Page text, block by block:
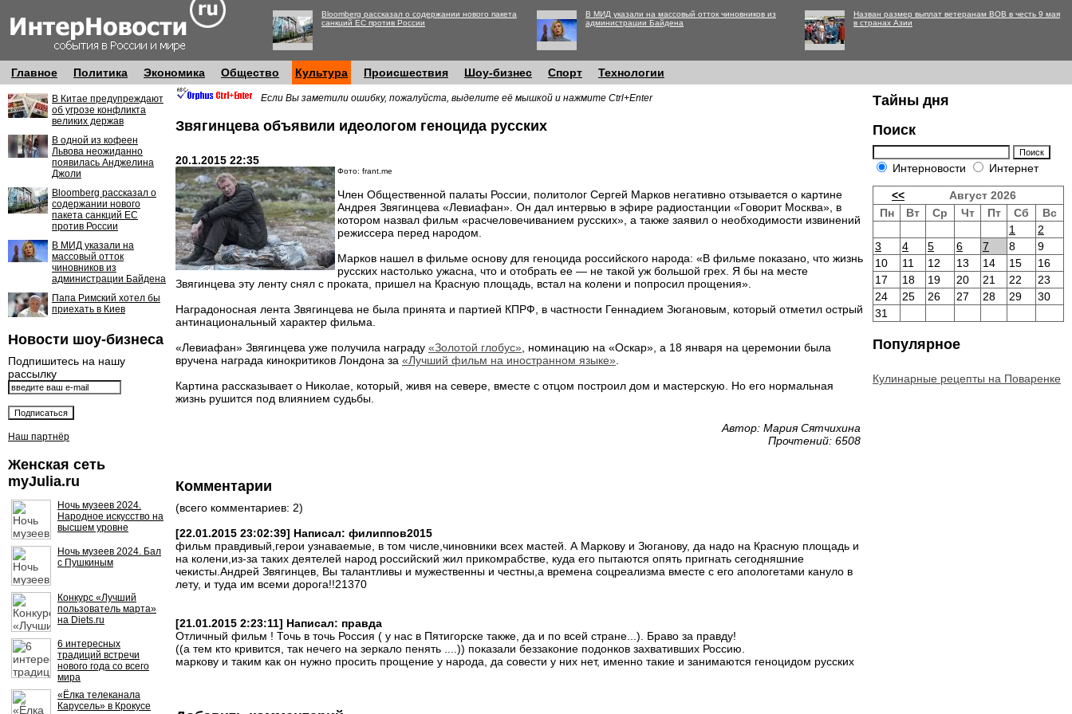
Bloomberg рассказал о содержании нового пакета
санкций ЕС против России
В МИД указали на массовый отток чиновников из
администрации Байдена
Назван размер выплат ветеранам ВОВ в честь 9 мая
в странах Азии
Главное Политика Экономика Общество Культура Происшествия Шоу-бизнес Спорт Технологии
В Китае предупреждают
об угрозе конфликта
великих держав
В одной из кофеен
Львова неожиданно
появилась Анджелина
Джоли
Bloomberg рассказал о
содержании нового
пакета санкций ЕС
против России
В МИД указали на
массовый отток
чиновников из
администрации Байдена
Папа Римский хотел бы
приехать в Киев
Новости шоу-бизнеса
Подпишитесь на нашу
рассылку
Наш партнёр
Женская сеть
myJulia.ru
Ночь музеев 2024.
Народное искусство на
высшем уровне
Ночь музеев 2024. Бал
с Пушкиным
Конкурс «Лучший
пользователь марта»
на Diets.ru
6 интересных
традиций встречи
нового года со всего
мира
«Ёлка телеканала
Карусель» в Крокусе
Если Вы заметили ошибку, пожалуйста, выделите её мышкой и нажмите Ctrl+Enter
Звягинцева объявили идеологом геноцида русских
20.1.2015 22:35
Фото: frant.me
Член Общественной палаты России, политолог Сергей Марков негативно отзывается о картине
Андрея Звягинцева «Левиафан». Он дал интервью в эфире радиостанции «Говорит Москва», в
котором назвал фильм «расчеловечиванием русских», а также заявил о необходимости извинений
режиссера перед народом.
Марков нашел в фильме основу для геноцида российского народа: «В фильме показано, что жизнь
русских настолько ужасна, что и отобрать ее — не такой уж большой грех. Я бы на месте
Звягинцева эту ленту снял с проката, пришел на Красную площадь, встал на колени и попросил прощения».
Наградоносная лента Звягинцева не была принята и партией КПРФ, в частности Геннадием Зюгановым, который отметил острый
антинациональный характер фильма.
«Левиафан» Звягинцева уже получила награду «Золотой глобус» , номинацию на «Оскар», а 18 января на церемонии была
вручена награда кинокритиков Лондона за «Лучший фильм на иностранном языке»
Картина рассказывает о Николае, который, живя на севере, вместе с отцом построил дом и мастерскую. Но его нормальная
жизнь рушится под влиянием судьбы.
Автор: Мария Сятчихина
Прочтений: 6508
Комментарии
(всего комментариев: 2)
[22.01.2015 23:02:39] Написал: филиппов2015
фильм правдивый,герои узнаваемые, в том числе,чиновники всех мастей. А Маркову и Зюганову, да надо на Красную площадь и
на колени,из-за таких деятелей народ российский жил прикомрабстве, куда его пытаются опять пригнать сегодняшние
чекисты.Андрей Звягинцев, Вы талантливы и мужественны и честны,а времена соцреализма вместе с его апологетами кануло в
лету, и туда им всеми дорога!!21370
[21.01.2015 2:23:11] Написал: правда
Отличный фильм ! Точь в точь Россия ( у нас в Пятигорске также, да и по всей стране...). Браво за правду!
((а тем кто кривится, так нечего на зеркало пенять ....)) показали беззаконие подонков захвативших Россию.
маркову и таким как он нужно просить прощение у народа, да совести у них нет, именно такие и занимаются геноцидом русских
Тайны дня
Поиск
Интерновости Интернет
<<
Август 2026
Пн
Вт Ср Чт Пт Сб
Вс
1
2
3
4 5 6 7 8
9
10
11 12 13 14 15
16
17
18 19 20 21 22
23
24
25 26 27 28 29
30
31
Популярное
Кулинарные рецепты на Поваренке